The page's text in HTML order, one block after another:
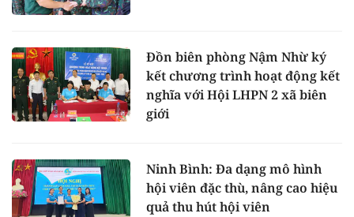
Đồn biên phòng Nậm Nhừ ký
kết chương trình hoạt động kết
nghĩa với Hội LHPN 2 xã biên
giới
Ninh Bình: Đa dạng mô hình
hội viên đặc thù, nâng cao hiệu
quả thu hút hội viên